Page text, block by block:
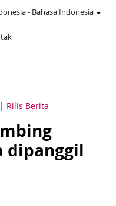
- Bahasa Indonesia
Rilis Berita
dipanggil